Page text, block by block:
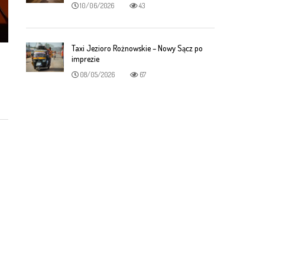
10/06/2026 43
Taxi Jezioro Rożnowskie – Nowy Sącz po
imprezie
08/05/2026 67